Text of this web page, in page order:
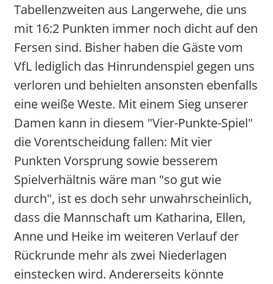
Tabellenzweiten aus Langerwehe, die uns
mit 16:2 Punkten immer noch dicht auf den
Fersen sind. Bisher haben die Gäste vom
VfL lediglich das Hinrundenspiel gegen uns
verloren und behielten ansonsten ebenfalls
eine weiße Weste. Mit einem Sieg unserer
Damen kann in diesem "Vier-Punkte-Spiel"
die Vorentscheidung fallen: Mit vier
Punkten Vorsprung sowie besserem
Spielverhältnis wäre man "so gut wie
durch", ist es doch sehr unwahrscheinlich,
dass die Mannschaft um Katharina, Ellen,
Anne und Heike im weiteren Verlauf der
Rückrunde mehr als zwei Niederlagen
einstecken wird. Andererseits könnte